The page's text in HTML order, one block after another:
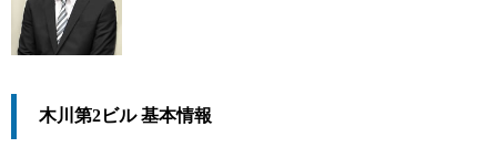
木川第2ビル 基本情報